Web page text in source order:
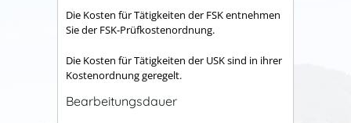
Die Kosten für Tätigkeiten der FSK entnehmen
Sie der FSK-Prüfkostenordnung.
Die Kosten für Tätigkeiten der USK sind in ihrer
Kostenordnung geregelt.
Bearbeitungsdauer